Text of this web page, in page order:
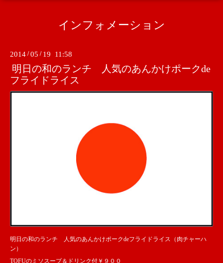
インフォメーション
2014 /05 / 19 11:58
明日の和のランチ 人気のあんかけポークde
フライドライス
明日の和のランチ 人気のあんかけポークdeフライドライス（肉チャーハ
ン）
TOFUのミソスープ＆ドリンク付￥９００